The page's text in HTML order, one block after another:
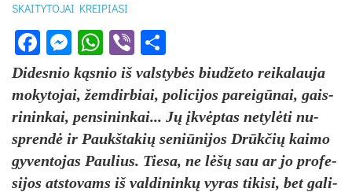
SKAITYTOJAI KREIPIASI
Facebook
Messenger
WhatsApp
Viber
Di­des­nio kąs­nio iš vals­ty­bės biu­dže­to rei­ka­lau­ja
mo­ky­to­jai, žem­dir­biai, po­li­ci­jos pa­rei­gū­nai, gais­
ri­nin­kai, pen­si­nin­kai... Jų įkvėp­tas ne­ty­lė­ti nu­
spren­dė ir Paukš­ta­kių se­niū­ni­jos Drūk­čių kai­mo
gy­ven­to­jas Pau­lius. Tie­sa, ne lė­šų sau ar jo pro­fe­
si­jos at­sto­vams iš val­di­nin­kų vy­ras ti­ki­si, bet ga­li­